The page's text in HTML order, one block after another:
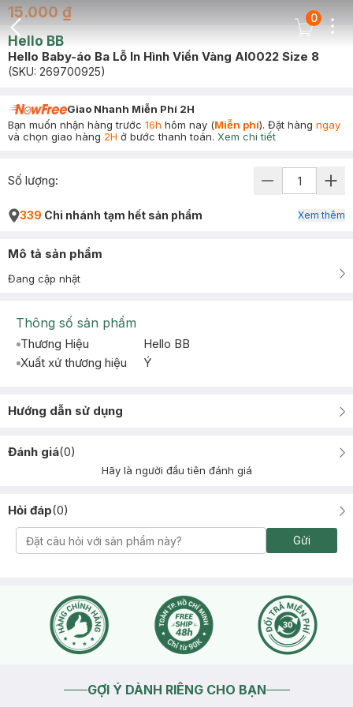
Back Icon
Cart Icon
0
15.000 ₫
Hello BB
Hello Baby-áo Ba Lỗ In Hình Viền Vàng Al0022 Size 8
(SKU: 269700925)
Giao Nhanh Miễn Phí 2H
Bạn muốn nhận hàng trước 16h hôm nay (Miễn phí). Đặt hàng ngay
và chọn giao hàng 2H ở bước thanh toán. Xem chi tiết
Số lượng:
339 Chi nhánh tạm hết sản phẩm Xem thêm
Mô tả sản phẩm
Đang cập nhật
Thông số sản phẩm
Thương Hiệu
Hello BB
Xuất xứ thương hiệu
Ý
Hướng dẫn sử dụng
Đánh giá(0)
Hãy là người đầu tiên đánh giá
Hỏi đáp(0)
Gửi
GỢI Ý DÀNH RIÊNG CHO BẠN